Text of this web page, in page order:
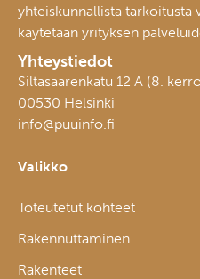
yhteiskunnallista
käytetään yrityksen
Yhteystiedot
Siltasaarenkatu 12 A (8.
00530 Helsinki
info@puuinfo.fi
Valikko
Toteutetut kohteet
Rakennuttaminen
Rakenteet